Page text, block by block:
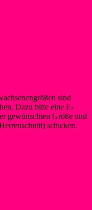
sind
Dazu bitte eine E-
gewünschten Größe und
schicken.